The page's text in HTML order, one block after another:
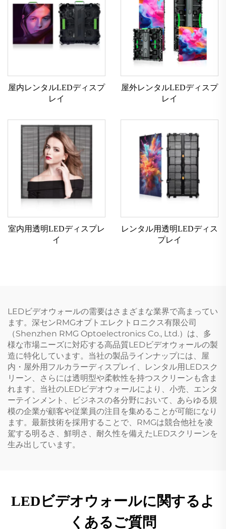
屋内レンタルLEDディスプ
レイ
屋外レンタルLEDディスプ
レイ
室内用透明LEDディスプレ
イ
レンタル用透明LEDディス
プレイ
LEDビデオウォールの需要はさまざまな業界で高まってい
ます。深センRMGオプトエレクトロニクス有限公司
（Shenzhen RMG Optoelectronics Co., Ltd.）は、多
様な市場ニーズに対応する高品質LEDビデオウォールの製
造に特化しています。当社の製品ラインナップには、屋
内・屋外用フルカラーディスプレイ、レンタル用LEDスク
リーン、さらには透明型や柔軟性を持つスクリーンも含ま
れます。当社のLEDビデオウォールにより、小売、エンタ
ーテインメント、ビジネスの各分野において、あらゆる規
模の企業が顧客や従業員の注目を集めることが可能になり
ます。最新技術を採用することで、RMGは競合他社を凌
駕する明るさ、鮮明さ、耐久性を備えたLEDスクリーンを
生み出しています。
LEDビデオウォールに関するよ
くあるご質問